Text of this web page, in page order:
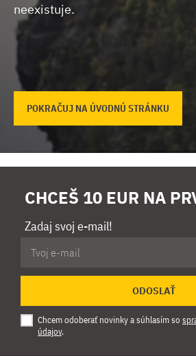
neexistuje.
POKRAČUJ NA ÚVODNÚ STRÁNKU
CHCEŠ 10 EUR NA
Zadaj svoj e-mail!
ODOSLAŤ
Chcem odoberať novinky a súhlasím so
údajov.